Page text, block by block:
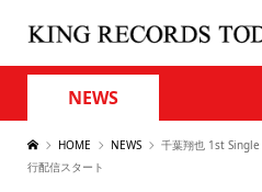
NEWS
HOME NEWS
千葉翔也 1st
行配信スタート